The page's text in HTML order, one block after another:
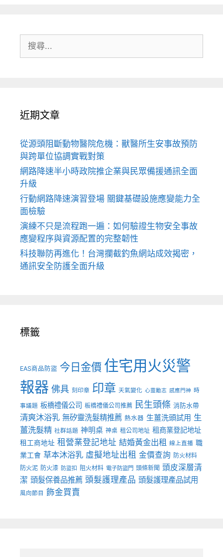
尋:
近期文章
從源頭阻斷動物醫院危機：獸醫所生安事故預防
與跨單位協調實戰對策
網路降速半小時政院推企業與民眾備援通訊全面
升級
行動網路降速演習登場 關鍵基礎設施應變能力全
面檢驗
演練不只是流程跑一遍：如何驗證生物安全事故
應變程序與資源配置的完整韌性
科技聯防再進化！台灣攔截釣魚網站成效揭密，
通訊安全防護全面升級
標籤
EAS商品防盜 今日金價 住宅用火災警
報器 佛具 刻印章 印章 天氣變化 心靈勵志 感應門神 時
事議題 板橋禮儀公司 板橋禮儀公司推薦 民生頭條 消防水帶
清爽沐浴乳 無矽靈洗髮精推薦 熱水器 生薑洗頭試用 生
薑洗髮精 社群話題 神明桌 神桌 租公司地址 租商業登記地址
租工商地址 租營業登記地址 結婚黃金出租 線上直播 職
業工會 草本沐浴乳 虛擬地址出租 金價查詢 防火材料
防火泥 防火漆 防盜扣 阻火材料 電子防盜門 頭條新聞 頭皮深層清
潔 頭髮保養品推薦 頭髮護理產品 頭髮護理產品試用
風向節目 飾金買賣